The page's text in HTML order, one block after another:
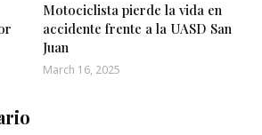
Motociclista pierde la vida en
accidente frente a la UASD San ​​
Juan
March 16, 2025